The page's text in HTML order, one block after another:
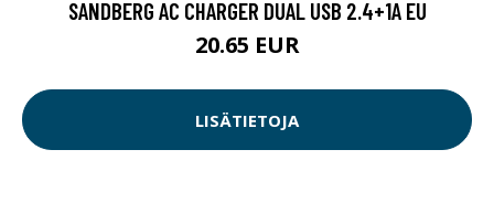
SANDBERG AC CHARGER DUAL USB 2.4+1A EU
20.65 EUR
LISÄTIETOJA